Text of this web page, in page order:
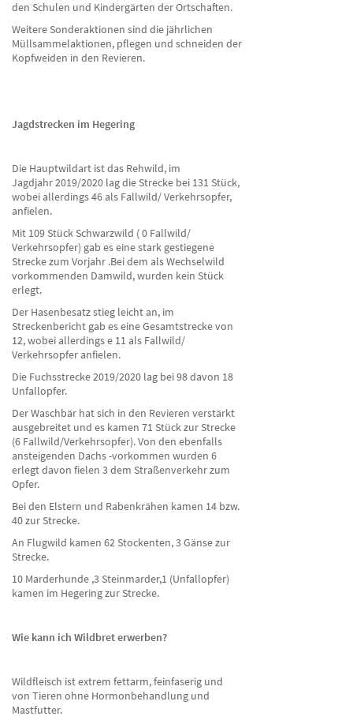
den Schulen und Kindergärten der Ortschaften.
Weitere Sonderaktionen sind die jährlichen
Müllsammelaktionen, pflegen und schneiden der
Kopfweiden in den Revieren.
Jagdstrecken im Hegering
Die Hauptwildart ist das Rehwild, im
Jagdjahr 2019/2020 lag die Strecke bei 131 Stück,
wobei allerdings 46 als Fallwild/ Verkehrsopfer,
anfielen.
Mit 109 Stück Schwarzwild ( 0 Fallwild/
Verkehrsopfer) gab es eine stark gestiegene
Strecke zum Vorjahr .Bei dem als Wechselwild
vorkommenden Damwild, wurden kein Stück
erlegt.
Der Hasenbesatz stieg leicht an, im
Streckenbericht gab es eine Gesamtstrecke von
12, wobei allerdings e 11 als Fallwild/
Verkehrsopfer anfielen.
Die Fuchsstrecke 2019/2020 lag bei 98 davon 18
Unfallopfer.
Der Waschbär hat sich in den Revieren verstärkt
ausgebreitet und es kamen 71 Stück zur Strecke
(6 Fallwild/Verkehrsopfer). Von den ebenfalls
ansteigenden Dachs -vorkommen wurden 6
erlegt davon fielen 3 dem Straßenverkehr zum
Opfer.
Bei den Elstern und Rabenkrähen kamen 14 bzw.
40 zur Strecke.
An Flugwild kamen 62 Stockenten, 3 Gänse zur
Strecke.
10 Marderhunde ,3 Steinmarder,1 (Unfallopfer)
kamen im Hegering zur Strecke.
Wie kann ich Wildbret erwerben?
Wildfleisch ist extrem fettarm, feinfaserig und
von Tieren ohne Hormonbehandlung und
Mastfutter.